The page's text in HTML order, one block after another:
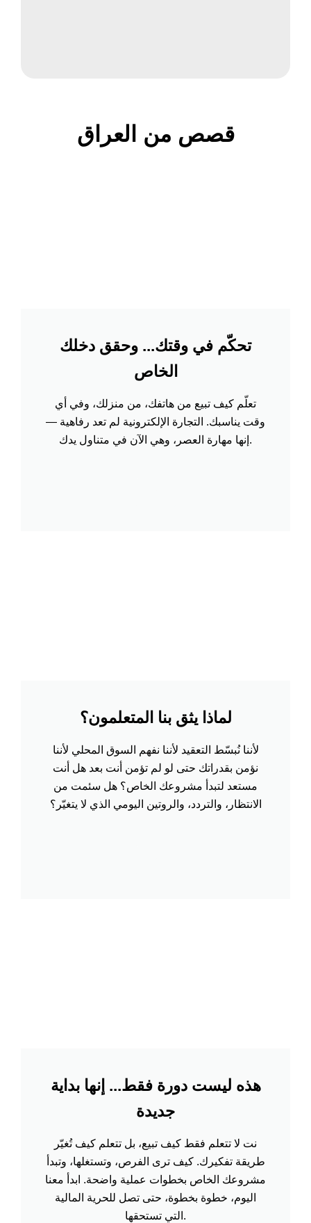
قصص من العراق
تحكّم في وقتك... وحقق دخلك
الخاص
تعلّم كيف تبيع من هاتفك، من منزلك، وفي أي
وقت يناسبك. التجارة الإلكترونية لم تعد رفاهية —
إنها مهارة العصر، وهي الآن في متناول يدك.
لماذا يثق بنا المتعلمون؟
لأننا نُبسّط التعقيد لأننا نفهم السوق المحلي لأننا
نؤمن بقدراتك حتى لو لم تؤمن أنت بعد هل أنت
مستعد لتبدأ مشروعك الخاص؟ هل سئمت من
الانتظار، والتردد، والروتين اليومي الذي لا يتغيّر؟
هذه ليست دورة فقط... إنها بداية
جديدة
نت لا تتعلم فقط كيف تبيع، بل تتعلم كيف تُغيّر
طريقة تفكيرك. كيف ترى الفرص، وتستغلها، وتبدأ
مشروعك الخاص بخطوات عملية واضحة. ابدأ معنا
اليوم، خطوة بخطوة، حتى تصل للحرية المالية
التي تستحقها.